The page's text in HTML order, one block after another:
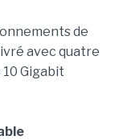
de
avec quatre
Gigabit